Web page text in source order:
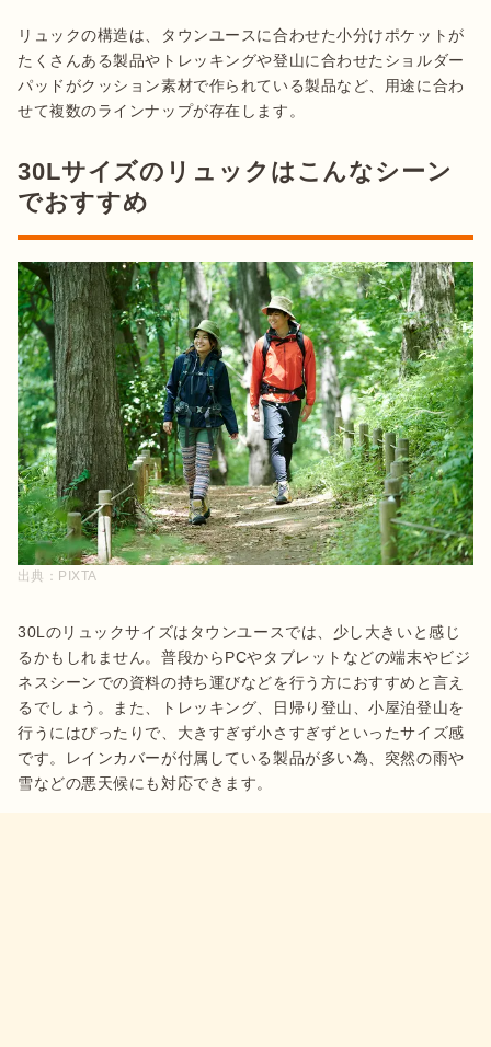
リュックの構造は、タウンユースに合わせた小分けポケットが
たくさんある製品やトレッキングや登山に合わせたショルダー
パッドがクッション素材で作られている製品など、用途に合わ
せて複数のラインナップが存在します。
30Lサイズのリュックはこんなシーン
でおすすめ
出典： PIXTA
30Lのリュックサイズはタウンユースでは、少し大きいと感じ
るかもしれません。普段からPCやタブレットなどの端末やビジ
ネスシーンでの資料の持ち運びなどを行う方におすすめと言え
るでしょう。また、トレッキング、日帰り登山、小屋泊登山を
行うにはぴったりで、大きすぎず小さすぎずといったサイズ感
です。レインカバーが付属している製品が多い為、突然の雨や
雪などの悪天候にも対応できます。